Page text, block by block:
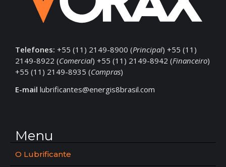
Telefones: +55 (11) 2149-8900 (Principal) +55 (11)
2149-8922 (Comercial) +55 (11) 2149-8942 (Financeiro)
+55 (11) 2149-8935 (Compras)
E-mail lubrificantes@energis8brasil.com
Menu
O Lubrificante